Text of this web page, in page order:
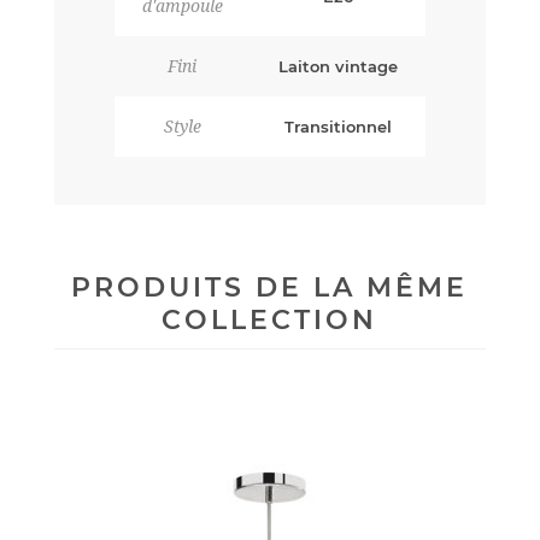
d'ampoule
Fini Laiton vintage
Style Transitionnel
PRODUITS DE LA MÊME
COLLECTION